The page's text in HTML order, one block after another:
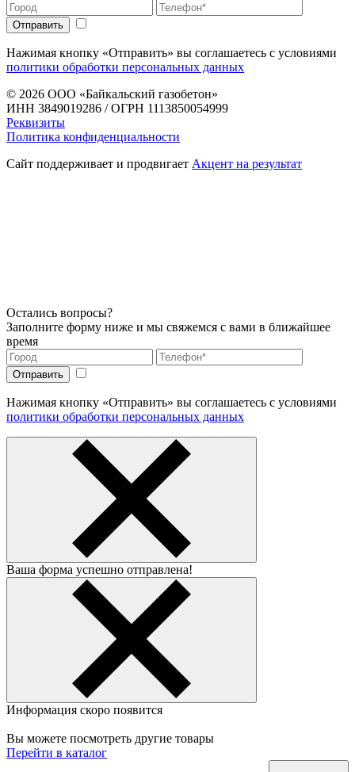
Нажимая кнопку «Отправить» вы соглашаетесь с условиями
политики обработки персональных данных
© 2026 ООО «Байкальский газобетон»
ИНН 3849019286 / ОГРН 1113850054999
Реквизиты
Политика конфиденциальности
Сайт поддерживает и продвигает Акцент на результат
Остались вопросы?
Заполните форму ниже и мы свяжемся с вами в ближайшее
время
Нажимая кнопку «Отправить» вы соглашаетесь с условиями
политики обработки персональных данных
Ваша форма успешно отправлена!
Информация скоро появится
Вы можете посмотреть другие товары
Перейти в каталог